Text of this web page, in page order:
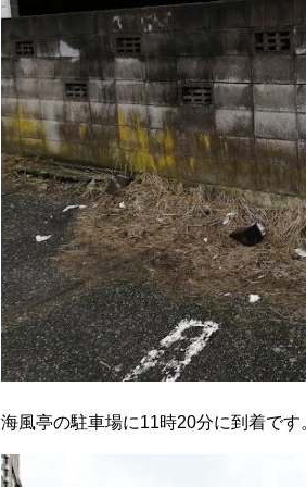
海風亭の駐車場に11時20分に到着です